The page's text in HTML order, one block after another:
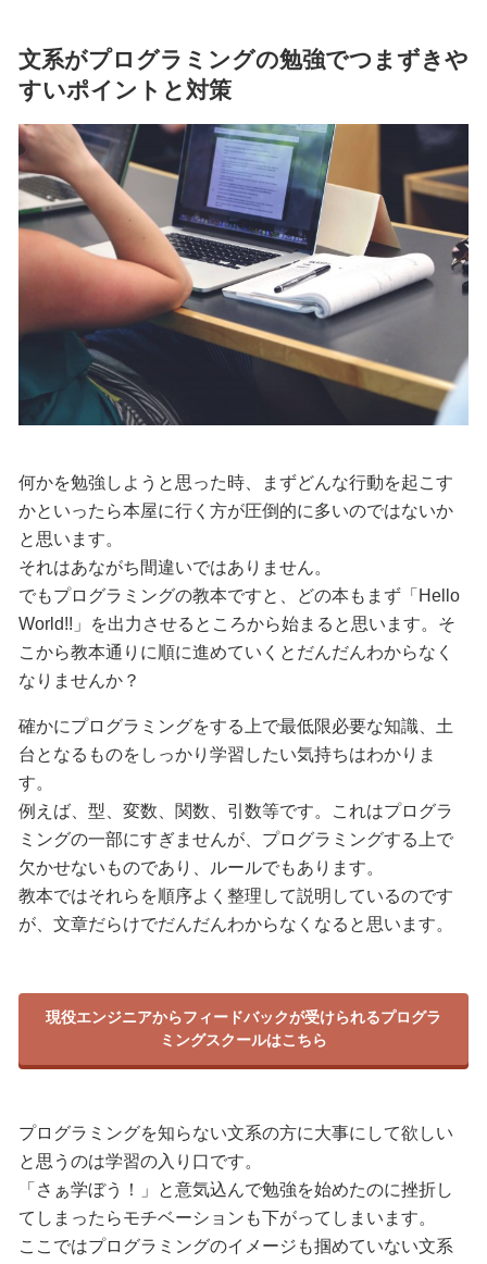
文系がプログラミングの勉強でつまずきや
すいポイントと対策
何かを勉強しようと思った時、まずどんな行動を起こす
かといったら本屋に行く方が圧倒的に多いのではないか
と思います。
それはあながち間違いではありません。
でもプログラミングの教本ですと、どの本もまず「Hello
World!!」を出力させるところから始まると思います。そ
こから教本通りに順に進めていくとだんだんわからなく
なりませんか？
確かにプログラミングをする上で最低限必要な知識、土
台となるものをしっかり学習したい気持ちはわかりま
す。
例えば、型、変数、関数、引数等です。これはプログラ
ミングの一部にすぎませんが、プログラミングする上で
欠かせないものであり、ルールでもあります。
教本ではそれらを順序よく整理して説明しているのです
が、文章だらけでだんだんわからなくなると思います。
現役エンジニアからフィードバックが受けられるプログラ
ミングスクールはこちら
プログラミングを知らない文系の方に大事にして欲しい
と思うのは学習の入り口です。
「さぁ学ぼう！」と意気込んで勉強を始めたのに挫折し
てしまったらモチベーションも下がってしまいます。
ここではプログラミングのイメージも掴めていない文系